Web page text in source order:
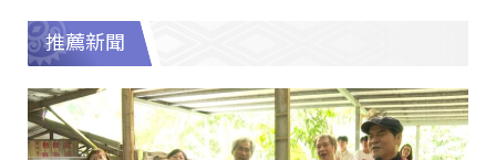
推薦新聞